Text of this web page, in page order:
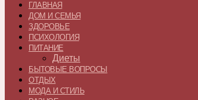
ГЛАВНАЯ
ДОМ И СЕМЬЯ
ЗДОРОВЬЕ
ПСИХОЛОГИЯ
ПИТАНИЕ
Диеты
БЫТОВЫЕ ВОПРОСЫ
ОТДЫХ
МОДА И СТИЛЬ